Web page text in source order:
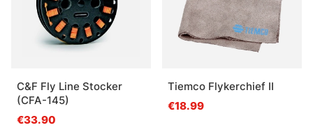
C&F Fly Line Stocker
(CFA-145)
€33.90
Tiemco Flykerchief II
€18.99